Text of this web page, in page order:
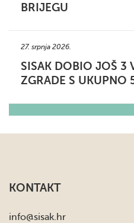
BRIJEGU
27. srpnja 2026.
SISAK DOBIO JOŠ 3
ZGRADE S UKUPNO
KONTAKT
info@sisak.hr